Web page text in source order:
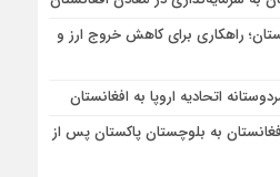
راهکاری برای کاهش خروج ارز و
به بلوچستان پاکستان پس از